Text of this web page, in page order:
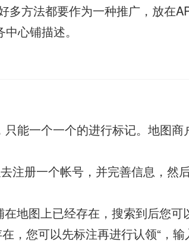
多方法都要作为一种推广，放在
心铺描述。
能一个一个的进行标记。地图商
注册一个帐号，并完善信息，然
地图上已经存在，搜索到后您可
，您可以先标注再进行认领“，输